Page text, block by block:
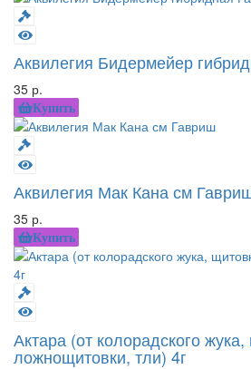
Аквилегия Бидермейер
35 р.
Купить
Аквилегия Мак Кана см
35 р.
Купить
Актара (от колорадского
ложнощитовки, тли) 4г